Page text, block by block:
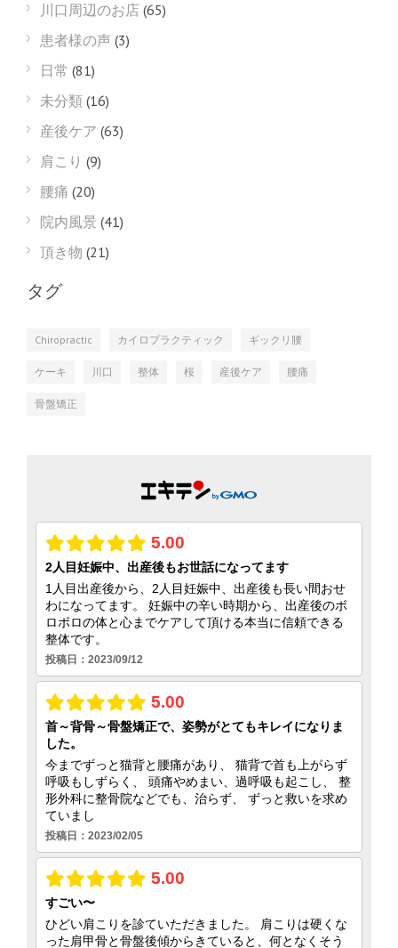
川口周辺のお店 (65)
患者様の声 (3)
日常 (81)
未分類 (16)
産後ケア (63)
肩こり (9)
腰痛 (20)
院内風景 (41)
頂き物 (21)
タグ
Chiropractic カイロプラクティック ギックリ腰
ケーキ 川口 整体 桜 産後ケア 腰痛
骨盤矯正